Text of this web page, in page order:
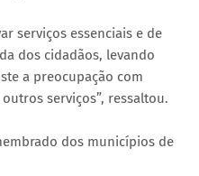
serviços essenciais e de
dos cidadãos, levando
a preocupação com
serviços”, ressaltou.
dos municípios de